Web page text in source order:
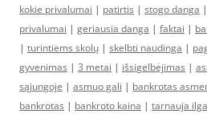
kokie privalumai | patirtis | stogo danga |
privalumai | geriausia danga | faktai |
| turintiems skolų | skelbti naudinga |
gyvenimas | 3 metai | išsigelbėjimas |
sąjungoje | asmuo gali | bankrotas
bankrotas | bankroto kaina | tarnauja